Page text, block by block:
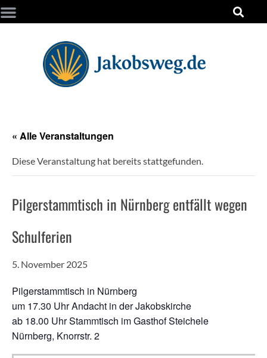
« Alle Veranstaltungen
Diese Veranstaltung hat bereits stattgefunden.
Pilgerstammtisch in Nürnberg entfällt wegen
Schulferien
5. November 2025
Pilgerstammtisch in Nürnberg
um 17.30 Uhr Andacht in der Jakobskirche
ab 18.00 Uhr Stammtisch im Gasthof Steichele
Nürnberg, Knorrstr. 2